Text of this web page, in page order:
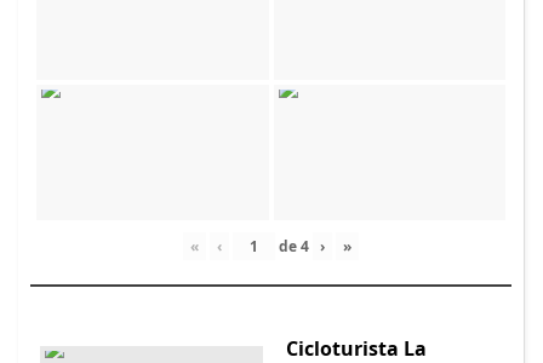
« ‹ de4 › »
Cicloturista La